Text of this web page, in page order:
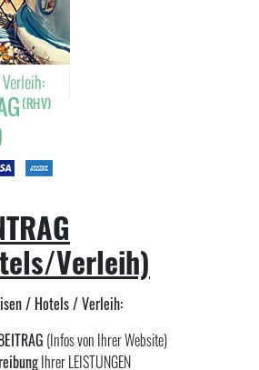
Verleih)
/ Hotels / Verleih:
(Infos von Ihrer Website)
Ihrer LEISTUNGEN